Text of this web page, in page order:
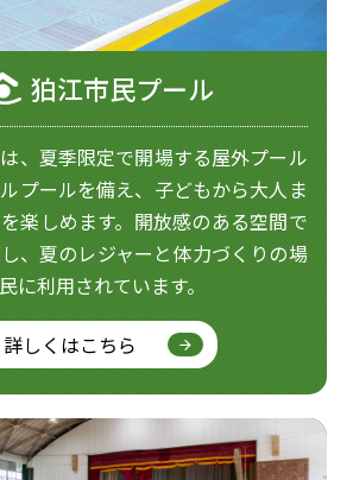
狛江市民プール
、夏季限定で開場する屋外プール
プールを備え、子どもから大人ま
楽しめます。開放感のある空間で
、夏のレジャーと体力づくりの場
に利用されています。
詳しくはこちら